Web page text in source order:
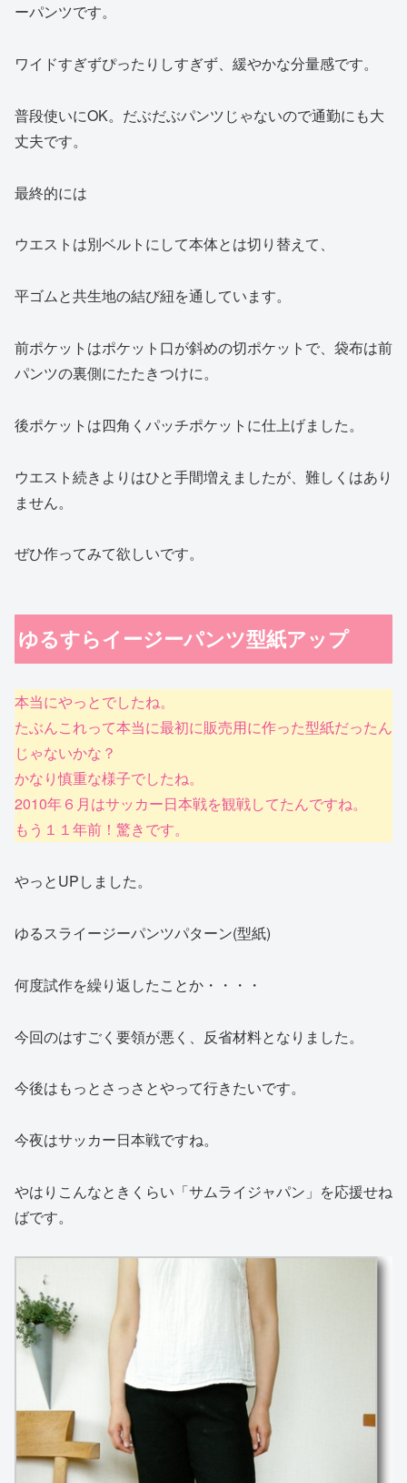
ーパンツです。
ワイドすぎずぴったりしすぎず、緩やかな分量感です。
普段使いにOK。だぶだぶパンツじゃないので通勤にも大
丈夫です。
最終的には
ウエストは別ベルトにして本体とは切り替えて、
平ゴムと共生地の結び紐を通しています。
前ポケットはポケット口が斜めの切ポケットで、袋布は前
パンツの裏側にたたきつけに。
後ポケットは四角くパッチポケットに仕上げました。
ウエスト続きよりはひと手間増えましたが、難しくはあり
ません。
ぜひ作ってみて欲しいです。
ゆるすらイージーパンツ型紙アップ
本当にやっとでしたね。
たぶんこれって本当に最初に販売用に作った型紙だったん
じゃないかな？
かなり慎重な様子でしたね。
2010年６月はサッカー日本戦を観戦してたんですね。
もう１１年前！驚きです。
やっとUPしました。
ゆるスライージーパンツパターン(型紙)
何度試作を繰り返したことか・・・・
今回のはすごく要領が悪く、反省材料となりました。
今後はもっとさっさとやって行きたいです。
今夜はサッカー日本戦ですね。
やはりこんなときくらい「サムライジャパン」を応援せね
ばです。